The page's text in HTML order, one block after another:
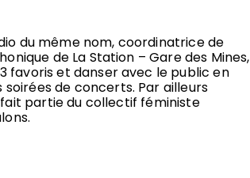
du même nom, coordinatrice de
de La Station – Gare des Mines,
favoris et danser avec le public en
de concerts. Par ailleurs
partie du collectif féministe